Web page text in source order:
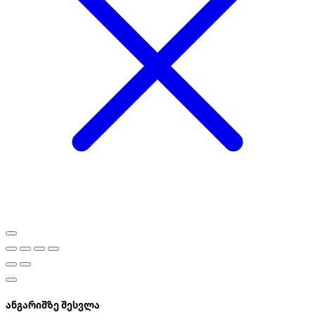
ანგარიშზე შესვლა